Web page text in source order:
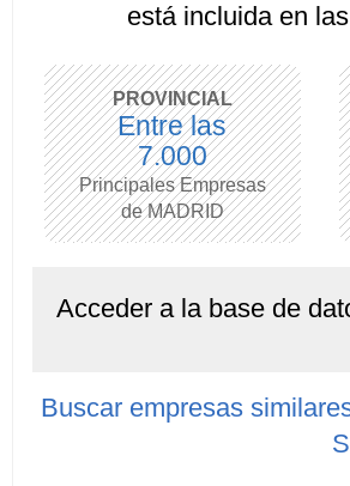
está incluida en
PROVINCIAL
Entre las
7.000
Principales Empresas
de MADRID
Acceder a la base de
Buscar empresas